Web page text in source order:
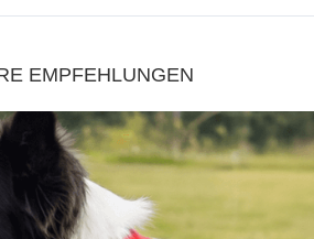
EMPFEHLUNGEN